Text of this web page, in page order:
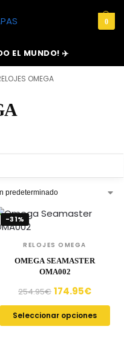
0
EL MUNDO! ✈️
OMEGA
-31%
RELOJES OMEGA
OMEGA SEAMASTER
OMA002
254.95€ 174.95€
Seleccionar opciones